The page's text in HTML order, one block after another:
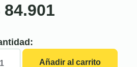
84.901
Añadir al carrito